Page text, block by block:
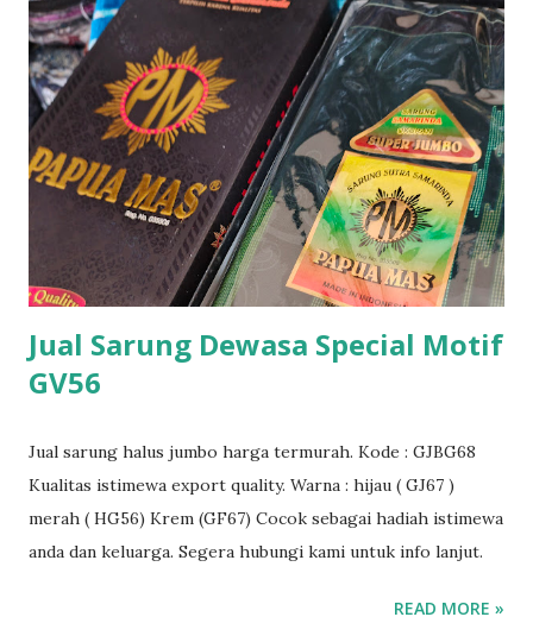
Jual Sarung Dewasa Special Motif
GV56
Jual sarung halus jumbo harga termurah. Kode : GJBG68
Kualitas istimewa export quality. Warna : hijau ( GJ67 )
merah ( HG56) Krem (GF67) Cocok sebagai hadiah istimewa
anda dan keluarga. Segera hubungi kami untuk info lanjut.
READ MORE »